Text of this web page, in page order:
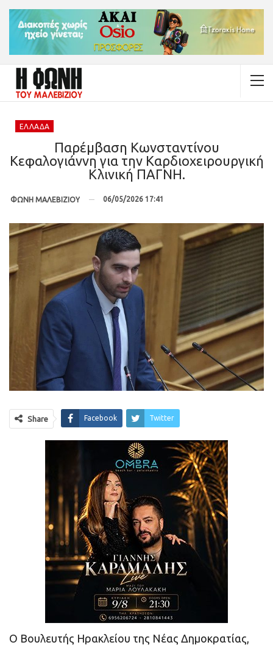
ΕΛΛΆΔΑ
Παρέμβαση Κωνσταντίνου
Κεφαλογιάννη για την Καρδιοχειρουργική
Κλινική ΠΑΓΝΗ.
ΦΩΝΗ ΜΑΛΕΒΙΖΙΟΥ 06/05/2026 17:41
Share Facebook Twitter
Ο Βουλευτής Ηρακλείου της Νέας Δημοκρατίας,